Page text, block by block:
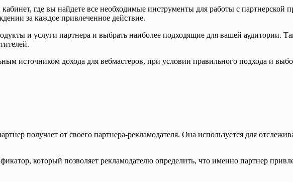
где вы найдете все необходимые инструменты для работы с партнерской
за каждое привлеченное действие.
и услуги партнера и выбрать наиболее подходящие для вашей аудитории.
источником дохода для вебмастеров, при условии правильного подхода и
получает от своего партнера-рекламодателя. Она используется для
который позволяет рекламодателю определить, что именно партнер